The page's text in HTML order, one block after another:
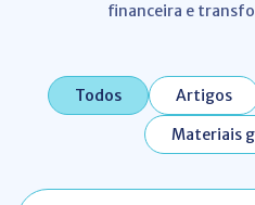
financeira e
Todos Artigos
Materiais